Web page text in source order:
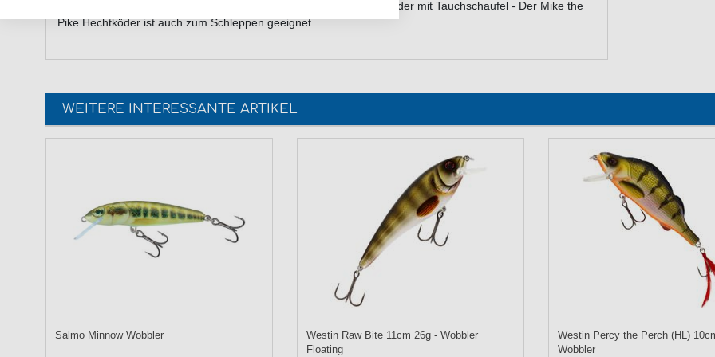
Der Westin Mike the Pike 14cm 30g Hechtköder ist ein Raubfischköder mit Tauchschaufel - Der Mike the
Pike Hechtköder ist auch zum Schleppen geeignet
WEITERE INTERESSANTE ARTIKEL
Salmo Minnow Wobbler
Westin Raw Bite 11cm 26g - Wobbler
Floating
Westin Percy the Perch (HL)
Wobbler